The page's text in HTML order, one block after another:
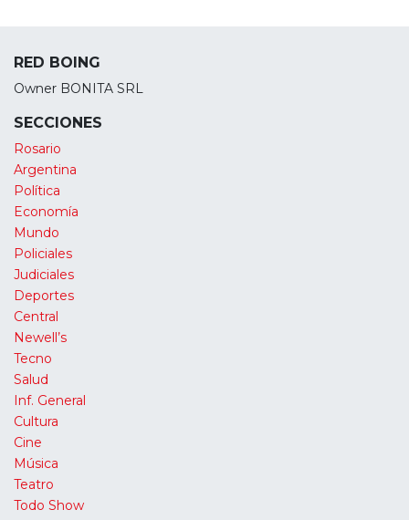
RED BOING
Owner BONITA SRL
SECCIONES
Rosario
Argentina
Política
Economía
Mundo
Policiales
Judiciales
Deportes
Central
Newell’s
Tecno
Salud
Inf. General
Cultura
Cine
Música
Teatro
Todo Show